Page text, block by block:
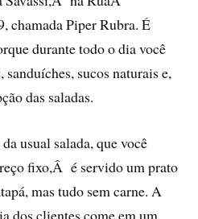
chamada Piper Rubra. É
durante todo o dia você
sucos naturais e,
das saladas.
usual salada, que você
fixo,Â é servido um prato
mas tudo sem carne. A
dos clientes come em um